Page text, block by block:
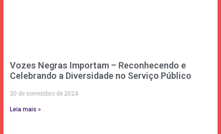
Vozes Negras Importam – Reconhecendo e
Celebrando a Diversidade no Serviço Público
20 de novembro de 2024
Leia mais »